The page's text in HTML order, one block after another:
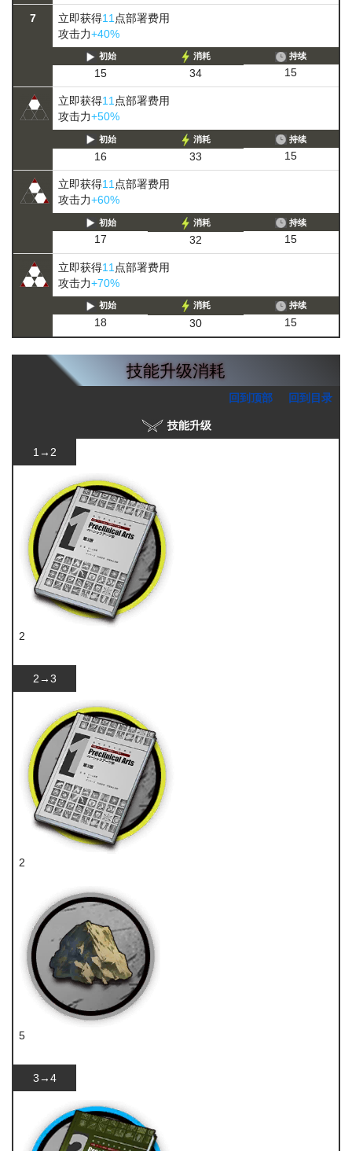
7 立即获得11 点部署费用
攻击力+40%
初始
15
消耗
34
持续
15
立即获得11点部署费用
攻击力+50%
初始
16
消耗
33
持续
15
立即获得11 点部署费用
攻击力+60%
初始
17
消耗
32
持续
15
立即获得11 点部署费用
攻击力+70%
初始
18
消耗
30
持续
15
技能升级消耗
回到顶部 回到目录
技能升级
1→2
2
2→3
2
5
3→4